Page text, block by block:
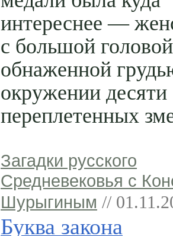
интереснее —
с большой
обнаженной
окружении десяти
переплетенных
Загадки русского
Средневековья с
Шурыгиным //
Буква закона